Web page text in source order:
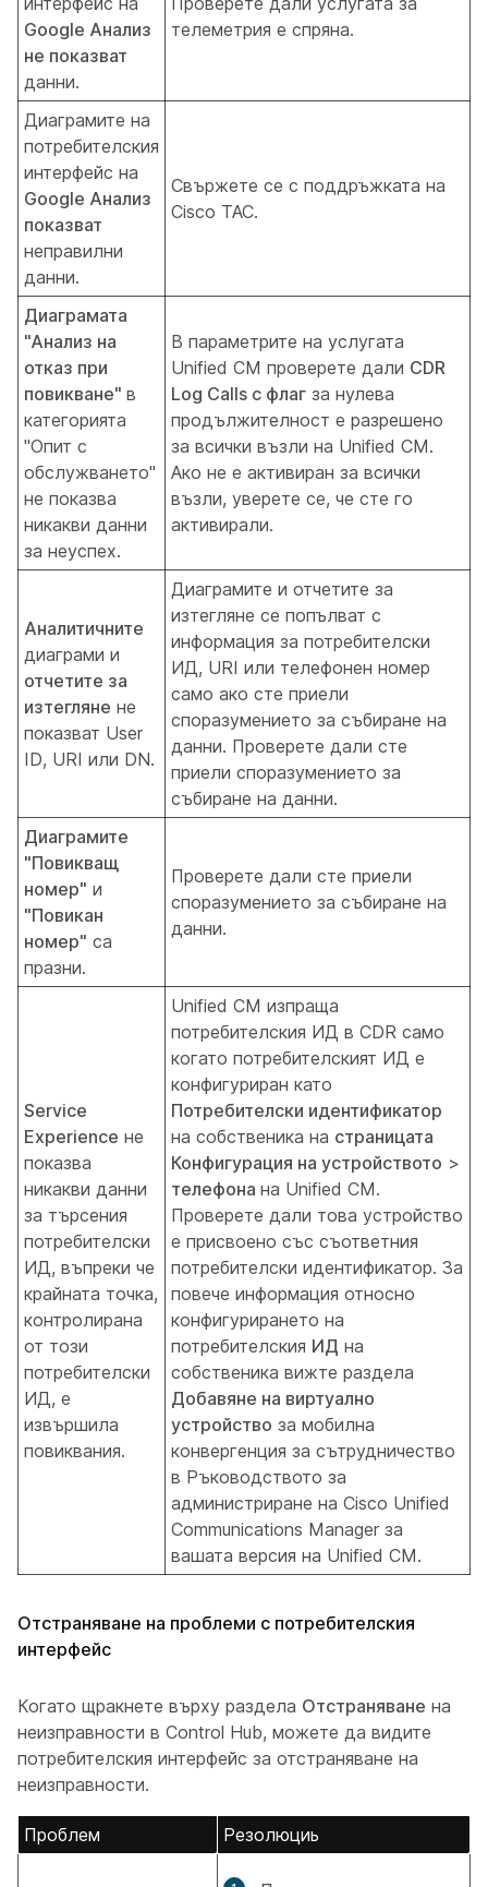
Google Анализ
не показват
данни.
телеметрия е спряна.
Диаграмите на
потребителския
интерфейс на
Google Анализ
показват
неправилни
данни.
Свържете се с поддръжката на
Cisco TAC.
Диаграмата
"Анализ на
отказ при
повикване" в
категорията
"Опит с
обслужването"
не показва
никакви данни
за неуспех.
В параметрите на услугата
Unified CM проверете дали CDR
Log Calls с флаг за нулева
продължителност е разрешено
за всички възли на Unified CM.
Ако не е активиран за всички
възли, уверете се, че сте го
активирали.
Аналитичните
диаграми и
отчетите за
изтегляне не
показват User
ID, URI или DN.
Диаграмите и отчетите за
изтегляне се попълват с
информация за потребителски
ИД, URI или телефонен номер
само ако сте приели
споразумението за събиране на
данни. Проверете дали сте
приели споразумението за
събиране на данни.
Диаграмите
"Повикващ
номер" и
"Повикан
номер" са
празни.
Проверете дали сте приели
споразумението за събиране на
данни.
Service
Experience не
показва
никакви данни
за търсения
потребителски
ИД, въпреки че
крайната точка,
контролирана
от този
потребителски
ИД, е
извършила
повиквания.
Unified CM изпраща
потребителския ИД в CDR само
когато потребителският ИД е
конфигуриран като
Потребителски идентификатор
на собственика на страницата
Конфигурация на устройството >
телефона на Unified CM.
Проверете дали това устройство
е присвоено със съответния
потребителски идентификатор. За
повече информация относно
конфигурирането на
потребителския ИД на
собственика вижте раздела
Добавяне на виртуално
устройство за мобилна
конвергенция за сътрудничество
в Ръководството за
администриране на Cisco Unified
Communications Manager за
вашата версия на Unified CM.
Отстраняване на проблеми с потребителския
интерфейс
Когато щракнете върху раздела Отстраняване на
неизправности в Control Hub, можете да видите
потребителския интерфейс за отстраняване на
неизправности.
Проблем Резолюциь